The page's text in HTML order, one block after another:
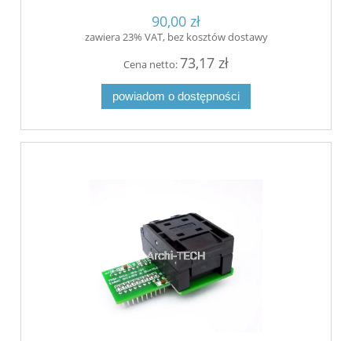
90,00 zł
zawiera 23% VAT, bez kosztów dostawy
Cena netto:73,17 zł
powiadom o dostępności